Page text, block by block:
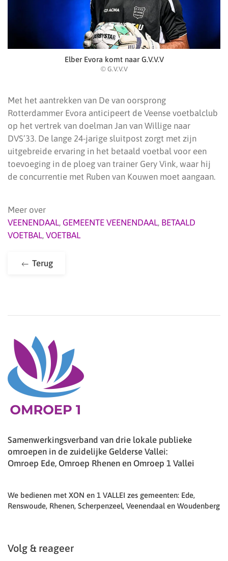
Elber Evora komt naar G.V.V.V
© G.V.V.V
Met het aantrekken van De van oorsprong
Rotterdammer Evora anticipeert de Veense voetbalclub
op het vertrek van doelman Jan van Willige naar
DVS’33. De lange 24-jarige sluitpost zorgt met zijn
uitgebreide ervaring in het betaald voetbal voor een
toevoeging in de ploeg van trainer Gery Vink, waar hij
de concurrentie met Ruben van Kouwen moet aangaan.
Meer over
VEENENDAAL, GEMEENTE VEENENDAAL, BETAALD
VOETBAL, VOETBAL
Terug
Samenwerkingsverband van drie lokale publieke
omroepen in de zuidelijke Gelderse Vallei:
Omroep Ede, Omroep Rhenen en Omroep 1 Vallei
We bedienen met XON en 1 VALLEI zes gemeenten: Ede,
Renswoude, Rhenen, Scherpenzeel, Veenendaal en Woudenberg
Volg & reageer